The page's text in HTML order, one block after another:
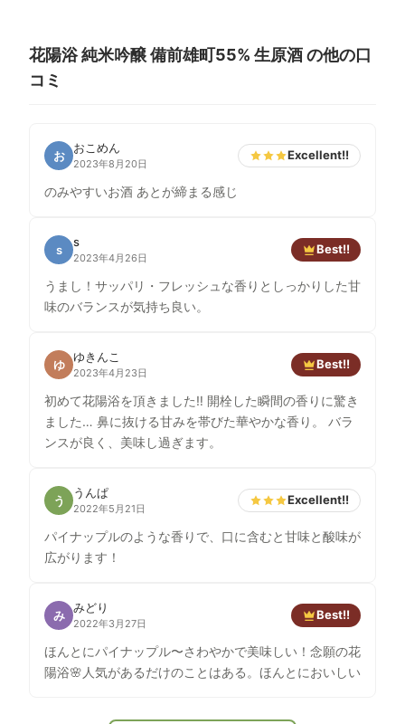
花陽浴 純米吟醸 備前雄町55% 生原酒 の他の口
コミ
お
おこめん
2023年8月20日
Excellent!!
のみやすいお酒 あとが締まる感じ
s
s
2023年4月26日
Best!!
うまし！サッパリ・フレッシュな香りとしっかりした甘
味のバランスが気持ち良い。
ゆ
ゆきんこ
2023年4月23日
Best!!
初めて花陽浴を頂きました‼︎ 開栓した瞬間の香りに驚き
ました… 鼻に抜ける甘みを帯びた華やかな香り。 バラ
ンスが良く、美味し過ぎます。
う
うんぱ
2022年5月21日
Excellent!!
パイナップルのような香りで、口に含むと甘味と酸味が
広がります！
み
みどり
2022年3月27日
Best!!
ほんとにパイナップル〜さわやかで美味しい！念願の花
陽浴🌸人気があるだけのことはある。ほんとにおいしい